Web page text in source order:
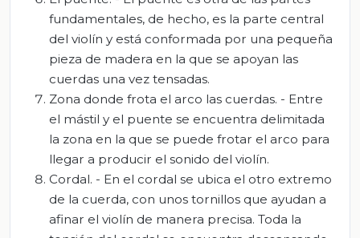
fundamentales, de hecho, es la parte central
del violín y está conformada por una pequeña
pieza de madera en la que se apoyan las
cuerdas una vez tensadas.
Zona donde frota el arco las cuerdas. - Entre
el mástil y el puente se encuentra delimitada
la zona en la que se puede frotar el arco para
llegar a producir el sonido del violín.
Cordal. - En el cordal se ubica el otro extremo
de la cuerda, con unos tornillos que ayudan a
afinar el violín de manera precisa. Toda la